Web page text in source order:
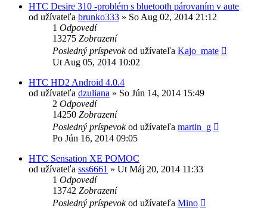
HTC Desire 310 -problém s bluetooth párovaním v aute
od užívateľa brunko333 » So Aug 02, 2014 21:12
1 Odpovedí
13275 Zobrazení
Posledný príspevokod užívateľa Kajo_mate
Ut Aug 05, 2014 10:02
HTC HD2 Android 4.0.4
od užívateľa dzuliana » So Jún 14, 2014 15:49
2 Odpovedí
14250 Zobrazení
Posledný príspevokod užívateľa martin_g
Po Jún 16, 2014 09:05
HTC Sensation XE POMOC
od užívateľa sss6661 » Ut Máj 20, 2014 11:33
1 Odpovedí
13742 Zobrazení
Posledný príspevokod užívateľa Mino